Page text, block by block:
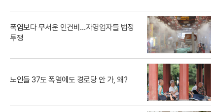
폭염보다 무서운 인건비…자영업자들 법정
투쟁
노인들 37도 폭염에도 경로당 안 가, 왜?